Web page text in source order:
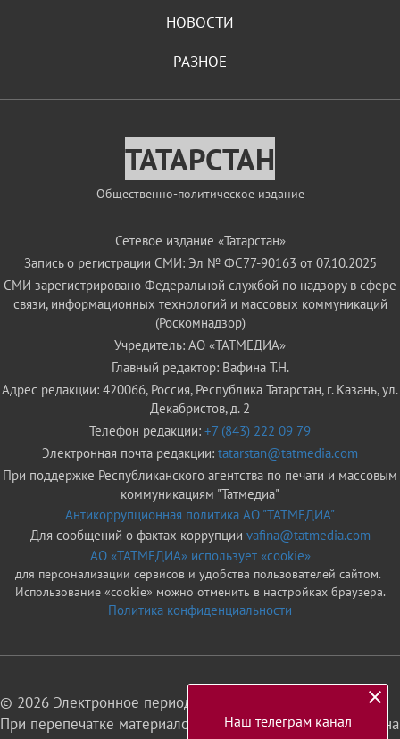
НОВОСТИ
РАЗНОЕ
ТАТАРСТАН
Общественно-политическое издание
Сетевое издание «Татарстан»
Запись о регистрации СМИ: Эл № ФС77-90163 от 07.10.2025
СМИ зарегистрировано Федеральной службой по надзору в сфере
связи, информационных технологий и массовых коммуникаций
(Роскомнадзор)
Учредитель: АО «ТАТМЕДИА»
Главный редактор: Вафина Т.Н.
Адрес редакции: 420066, Россия, Республика Татарстан, г. Казань, ул.
Декабристов, д. 2
Телефон редакции: +7 (843) 222 09 79
Электронная почта редакции: tatarstan@tatmedia.com
При поддержке Республиканского агентства по печати и массовым
коммуникациям "Татмедиа"
Антикоррупционная политика АО "ТАТМЕДИА"
Для сообщений о фактах коррупции vafina@tatmedia.com
АО «ТАТМЕДИА» использует «cookie»
для персонализации сервисов и удобства пользователей сайтом.
Использование «cookie» можно отменить в настройках браузера.
Политика конфиденциальности
© 2026 Электронное периодическое издание «Татарстан»
При перепечатке материалов или их фрагментов ссылка на
Наш телеграм канал